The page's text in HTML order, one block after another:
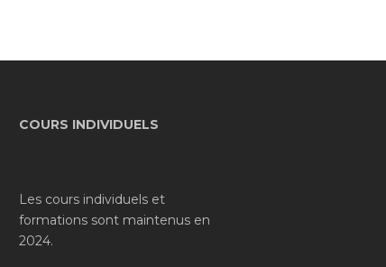
COURS INDIVIDUELS
Les cours individuels et
formations sont maintenus en
2024.